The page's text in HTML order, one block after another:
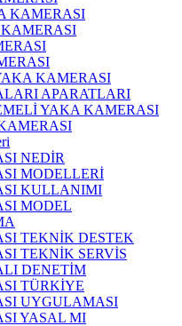
KAMERASI
KAMERASI
APARATLARI
YAKA KAMERASI
NEDİR
MODELLERİ
KULLANIMI
MODEL
TEKNİK DESTEK
TEKNİK SERVİS
DENETİM
TÜRKİYE
UYGULAMASI
YASAL MI